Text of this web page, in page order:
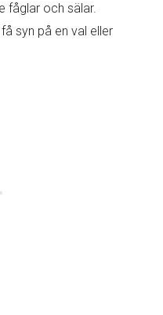
fåglar och sälar.
syn på en val eller